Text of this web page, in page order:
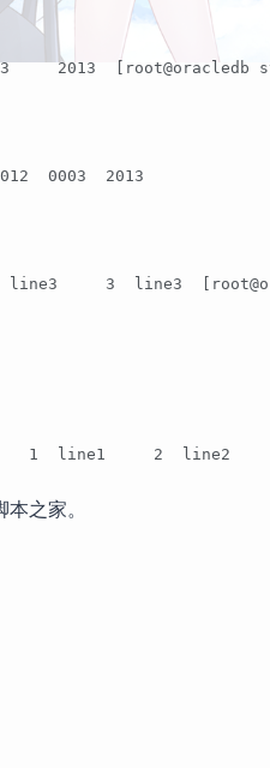
2013
0003  2013
line3     3  line3
1  line1     2  line2
之家。